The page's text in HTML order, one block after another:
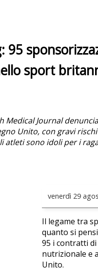
95
sport
Medical Journal
Unito, con gravi
atleti sono idoli per i
venerdì 29
Il legame tra
quanto si
95 i contratti
nutrizionale e
Unito.